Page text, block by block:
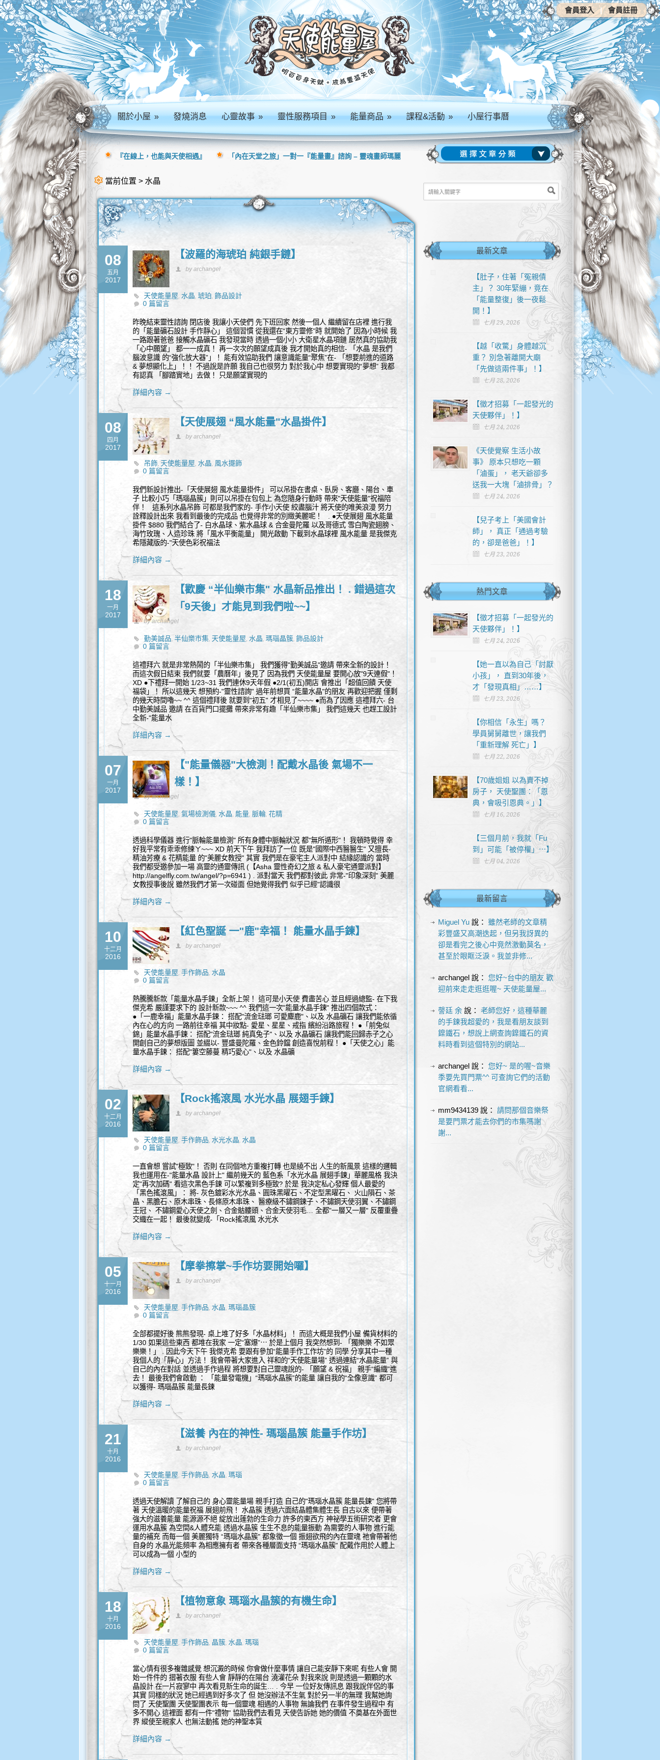
關於小屋» 發燒消息 心靈故事» 靈性服務項目» 能量商品» 課程&活動» 小屋行事曆
當前位置 > 水晶
08
五月
2017
【波羅的海琥珀 純銀手鏈】
by archangel
天使能量屋, 水晶, 琥珀, 飾品設計
0 篇留言
昨晚結束靈性諮詢 閉店後 我讓小天使們 先下班回家 然後一個人 繼續留在店裡 進行我
的「能量礦石設計 手作靜心」 這個習慣 從我還在“東方靈修”時 就開始了 因為小時候 我
一路跟著爸爸 接觸水晶礦石 我發現當時 透過一個小小 大衛星水晶項鏈 居然真的協助我
「心中願望」 都一一成真！ 再一次次的願望成真後 我才開始真的相信- 「水晶 是我們
腦波意識 的“強化放大器”」！ 能有效協助我們 讓意識能量“聚焦”在- 「想要前進的道路
& 夢想顯化上」！！ 不過說是許願 我自己也很努力 對於我心中 想要實現的“夢想” 我都
有認真 「腳踏實地」去做！ 只是願望實現的
詳細內容 →
08
四月
2017
【天使展翅 “風水能量"水晶掛件】
by archangel
吊飾, 天使能量屋, 水晶, 風水擺飾
0 篇留言
我們新設計推出-「天使展翅 風水能量掛件」 可以吊掛在書桌、臥房、客廳、陽台、車
子 比較小巧「瑪瑙晶簇」則可以吊掛在包包上 為您隨身行動時 帶來"天使能量"祝福陪
伴！ 這系列水晶吊飾 可都是我們家的- 手作小天使 絞盡腦汁 將天使的唯美浪漫 努力
詮釋設計出來 我看到最後的完成品 也覺得非常的別緻美麗呢！ . ●天使展翅 風水能量
掛件 $880 我們結合了- 白水晶球、紫水晶球 & 合金曼陀羅 以及哥德式 雪白陶瓷翅膀、
海竹玫瑰、人造珍珠 將「風水平衡能量」 開光啟動 下載到水晶球裡 風水能量 是我傑克
希隱藏版的-"天使色彩祝福法
詳細內容 →
18
一月
2017
【歡慶 “半仙樂市集" 水晶新品推出！ . 錯過這次
「9天後」才能見到我們啦~~】
by archangel
勤美誠品, 半仙樂市集, 天使能量屋, 水晶, 瑪瑙晶簇, 飾品設計
0 篇留言
這禮拜六 就是非常熱鬧的「半仙樂市集」 我們獲得"勤美誠品"邀請 帶來全新的設計！
而這次假日結束 我們就要「農曆年」後見了 因為我們 天使能量屋 要開心放"9天連假"！
XD ●下禮拜一開始 1/23~31 我們連休9天年假 ●2/1(初五)開店 會推出「超值回饋 天使
福袋」！ 所以這幾天 想預約-"靈性諮詢" 過年前想買 “能量水晶"的朋友 再歡迎把握 僅剩
的幾天時間嚕~~ ^^ 這個禮拜後 就要到"初五" 才相見了~~~~ ●而為了因應 這禮拜六- 台
中勤美誠品 邀請 在百貨門口擺攤 帶來非常有趣「半仙樂市集」 我們這幾天 也趕工設計
全新-"能量水
詳細內容 →
07
一月
2017
【"能量儀器"大檢測！配戴水晶後 氣場不一
樣！】
by archangel
天使能量屋, 氣場檢測儀, 水晶, 能量, 脈輪, 花精
0 篇留言
透過科學儀器 進行"脈輪能量檢測" 所有身體中脈輪狀況 都"無所遁形"！ 我頓時覺得 幸
好我平常有乖乖修練ㄚ~~~ XD 前天下午 我拜訪了一位 既是"國際中西醫醫生" 又擅長-
精油芳療 & 花精能量 的"美麗女教授" 其實 我們是在豪宅主人派對中 結緣認識的 當時
我們都受邀參加一場 高靈的通靈傳訊 (【Asha 靈性奇幻之旅 & 私人豪宅通靈派對】
http://angelfly.com.tw/angel/?p=6941 ) . 派對當天 我們都對彼此 非常-"印象深刻" 美麗
女教授事後說 雖然我們才第一次碰面 但她覺得我們 似乎已經"認識很
詳細內容 →
10
十二月
2016
【紅色聖誕 一"鹿"幸福！ 能量水晶手鍊】
by archangel
天使能量屋, 手作飾品, 水晶
0 篇留言
熱騰騰新款「能量水晶手鍊」全新上架！ 這可是小天使 費盡苦心 並且經過總監- 在下我
傑克希 嚴謹要求下的 設計新款~~~ ^^ 我們這一次"能量水晶手鍊" 推出四個款式：
●「一鹿幸福」能量水晶手鍊： 搭配"流金琺瑯 可愛麋鹿"、以及 水晶礦石 讓我們能依循
內在心的方向 一路前往幸福 其中妝點- 愛星、星星、戒指 繽紛沿路旅程！ ●「前兔似
錦」能量水晶手鍊： 搭配"流金琺瑯 純真兔子"、以及 水晶礦石 讓我們能回歸赤子之心
開創自己的夢想版圖 並綴以- 豐盛曼陀羅、金色鈴鐺 創造喜悅前程！ ●「天使之心」能
量水晶手鍊： 搭配"簍空藤蔓 精巧愛心"、以及 水晶礦
詳細內容 →
02
十二月
2016
【Rock搖滾風 水光水晶 展翅手鍊】
by archangel
天使能量屋, 手作飾品, 水光水晶, 水晶
0 篇留言
一直會想 嘗試"極致"！ 否則 在同個地方重複打轉 也是繞不出 人生的新風景 這樣的邏輯
我也運用在-"能量水晶 設計上" 繼前幾天的 藍色系「水光水晶 展翅手鍊」華麗風格 我決
定"再次加碼" 看這次黑色手鍊 可以繁複到多極致? 於是 我決定私心發輝 個人最愛的
「黑色搖滾風」： 將- 灰色鍍彩水光水晶、圓珠黑曜石、不定型黑曜石、 火山隕石、茶
晶、黑膽石、原木串珠、長條原木串珠、 醫療級不鏽鋼鍊子、不鏽鋼天使羽翼、不鏽鋼
王冠、 不鏽鋼愛心天使之劍、合金骷髏頭、合金天使羽毛… 全都"一層又一層" 反覆重疊
交織在一起！ 最後就變成-「Rock搖滾風 水光水
詳細內容 →
05
十一月
2016
【摩拳擦掌~手作坊要開始囉】
by archangel
天使能量屋, 手作飾品, 水晶, 瑪瑙晶簇
0 篇留言
全部都擺好後 熊熊發現- 桌上堆了好多「水晶材料」！ 而這大概是我們小屋 備貨材料的
1/30 如果這些東西 都堆在我家 一定“塞爆”⋯ 於是上個月 我突然想到- 「獨樂樂 不如眾
樂樂！」 . 因此今天下午 我傑克希 要跟有參加“能量手作工作坊”的 同學 分享其中一種
我個人的「靜心」方法！ 我會帶著大家進入 祥和的“天使能量場” 透過連結“水晶能量” 與
自己的內在對話 並透過手作過程 將想要對自己靈魂說的- 「願望 & 祝福」 親手“編織”進
去！ 最後我們會啟動 ： 「能量發電機」“瑪瑙水晶簇”的能量 讓自我的“全像意識” 都可
以獲得- 瑪瑙晶簇 能量長鍊
詳細內容 →
21
十月
2016
【滋養 內在的神性- 瑪瑙晶簇 能量手作坊】
by archangel
天使能量屋, 手作飾品, 水晶, 瑪瑙
0 篇留言
透過天使解讀 了解自己的 身心靈能量場 親手打造 自己的"瑪瑙水晶簇 能量長鍊" 您將帶
著 天使溫暖的能量祝福 展翅前飛！ 水晶簇 透過六面結晶體集體生長 自古以來 便帶著
強大的滋養能量 能源源不絕 綻放出蓬勃的生命力 許多的東西方 神祕學五術研究者 更會
運用水晶簇 為空間&人體充能 透過水晶簇 生生不息的能量振動 為需要的人事物 進行能
量的補充 而每一個 美麗獨特 “瑪瑙水晶簇" 都象徵一個 振翅欲飛的內在靈魂 祂會帶著他
自身的 水晶光能頻率 為相應擁有者 帶來各種層面支持 “瑪瑙水晶簇" 配戴作用於人體上
可以成為一個 小型的
詳細內容 →
18
十月
2016
【植物意象 瑪瑙水晶簇的有機生命】
by archangel
天使能量屋, 手作飾品, 晶簇, 水晶, 瑪瑙
0 篇留言
當心情有很多複雜感覺 想沉澱的時候 你會做什麼事情 讓自己能安靜下來呢 有些人會 開
始一件件的 摺著衣服 有些人會 靜靜的在陽台 澆灌花朵 對我來說 則是透過一顆顆的水
晶設計 在一片寂寥中 再次看見新生命的誕生… . 今早 一位好友傳訊息 跟我說伴侶的事
其實 同樣的狀況 她已經遇到好多次了 但 她沒辦法不生氣 對於另一半的無理 我幫她詢
問了 天使聖團 天使聖團表示 每一個靈魂 相遇的人事物 無論我們 在事件發生過程中 有
多不開心 這裡面 都有一件"禮物" 協助我們去看見 天使告訴她 她的價值 不奠基在外面世
界 縱使至親家人 也無法動搖 她的神聖本質
詳細內容 →
最新文章
【肚子，住著「冤親債
主」？ 30年緊繃，竟在
「能量整復」後一夜鬆
開！】
七月 29, 2026
【越「收驚」身體越沉
重？ 別急著離開大廟
「先做這兩件事」！】
七月 28, 2026
【徵才招募「一起發光的
天使夥伴」！】
七月 24, 2026
《天使覺察 生活小故
事》 原本只想吃一顆
「滷蛋」， 老天爺卻多
送我一大塊「滷排骨」？
七月 24, 2026
【兒子考上「美國會計
師」， 真正「通過考驗
的，卻是爸爸」！】
七月 23, 2026
熱門文章
【徵才招募「一起發光的
天使夥伴」！】
七月 24, 2026
【她一直以為自己「討厭
小孩」， 直到30年後，
才「發現真相」……】
七月 23, 2026
【你相信「永生」嗎？
學員舅舅離世，讓我們
「重新理解 死亡」】
七月 22, 2026
【70歲姐姐 以為賣不掉
房子， 天使聖團：「恩
典，會吸引恩典。」】
七月 16, 2026
【三個月前，我就「Fu
到」可能「被停權」⋯】
七月 04, 2026
最新留言
Miguel Yu說： 雖然老師的文章精
彩豐盛又高潮迭起，但另我訝異的
卻是看完之後心中竟然激動莫名，
甚至於眼眶泛淚。我並非修...
archangel說： 您好~台中的朋友 歡
迎前來走走逛逛喔~ 天使能量屋...
謦廷 余說： 老師您好，這種華麗
的手鍊我超愛的，我是看朋友談到
鎳鐵石，想說上網查詢鎳鐵石的資
料時看到這個特別的網站...
archangel說： 您好~ 是的喔~音樂
季要先買門票^^ 可查詢它們的活動
官網看看...
mm9434139說： 請問那個音樂祭
是要門票才能去你們的市集嗎謝
謝...
『在線上，也能與天使相遇』 「內在天堂之旅」一對一『能量畫』諮詢 – 靈魂畫師瑪麗
會員登入 | 會員註冊